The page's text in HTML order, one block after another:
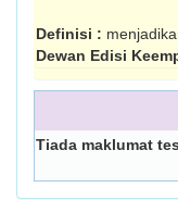
Definisi :
Dewan Edisi
Tiada maklumat